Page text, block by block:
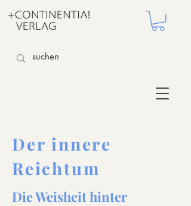
Der innere
Reichtum
Die Weisheit hinter